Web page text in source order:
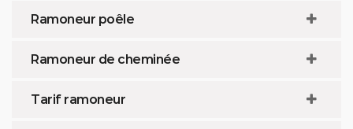
Ramoneur poêle
Ramoneur de cheminée
Tarif ramoneur